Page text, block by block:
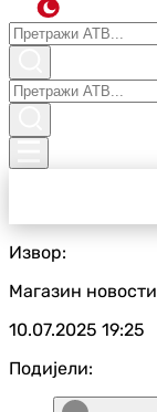
Извор:
Магазин новости
10.07.2025 19:25
Подијели: